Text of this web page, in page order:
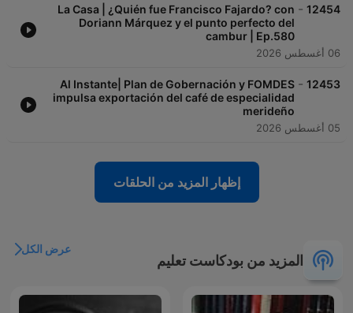
12454
-
La Casa | ¿Quién fue Francisco Fajardo? con
Doriann Márquez y el punto perfecto del
cambur | Ep.580
06 أغسطس 2026
12453
-
Al Instante| Plan de Gobernación y FOMDES
impulsa exportación del café de especialidad
merideño
05 أغسطس 2026
إظهار المزيد من الحلقات
المزيد من بودكاست تعليم
عرض الكل